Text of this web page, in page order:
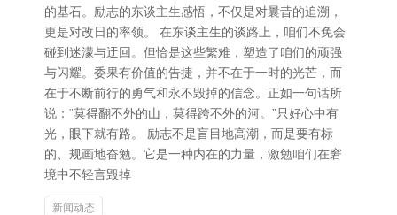
的基石。励志的东谈主生感悟，不仅是对曩昔的追溯，
更是对改日的率领。 在东谈主生的谈路上，咱们不免会
碰到迷濛与迂回。但恰是这些繁难，塑造了咱们的顽强
与闪耀。委果有价值的告捷，并不在于一时的光芒，而
在于不断前行的勇气和永不毁掉的信念。正如一句话所
说：“莫得翻不外的山，莫得跨不外的河。”只好心中有
光，眼下就有路。 励志不是盲目地高潮，而是要有标
的、规画地奋勉。它是一种内在的力量，激勉咱们在窘
境中不轻言毁掉
新闻动态